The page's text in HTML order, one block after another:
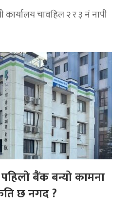
कार्यालय चावहिल २ र ३ नं नापी
बैंक बन्यो कामना
छ नगद ?